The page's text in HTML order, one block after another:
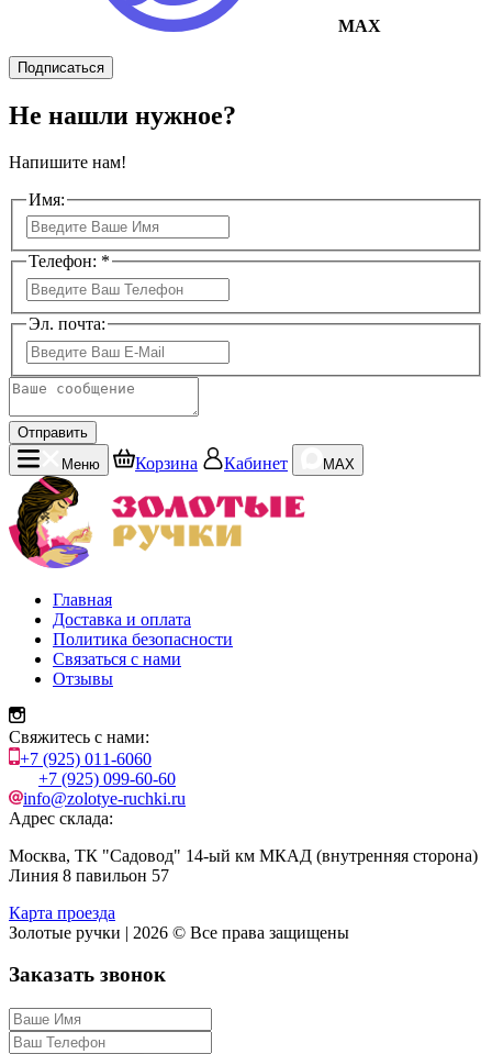
MAX
Подписаться
Не нашли нужное?
Напишите нам!
Имя:
Телефон: *
Эл. почта:
Отправить
Меню
Корзина Кабинет MAX
Главная
Доставка и оплата
Политика безопасности
Связаться с нами
Отзывы
Свяжитесь с нами:
+7 (925) 011-6060
+7 (925) 099-60-60
info@zolotye-ruchki.ru
Адрес склада:
Москва, ТК "Садовод" 14-ый км МКАД (внутренняя сторона)
Линия 8 павильон 57
Карта проезда
Золотые ручки | 2026 © Все права защищены
Заказать звонок